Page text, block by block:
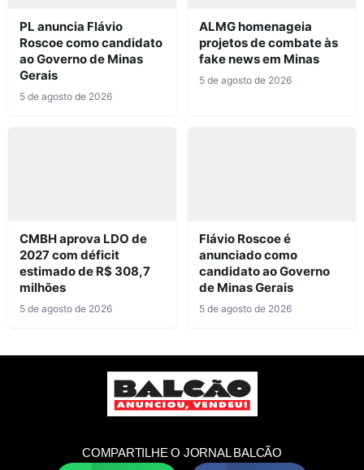
PL anuncia Flávio
Roscoe como candidato
ao Governo de Minas
Gerais
5 de agosto de 2026
ALMG homenageia
projetos de combate às
fake news em Minas
5 de agosto de 2026
CMBH aprova LDO de
2027 com déficit
estimado de R$ 308,7
milhões
5 de agosto de 2026
Flávio Roscoe é
anunciado como
candidato ao Governo
de Minas Gerais
5 de agosto de 2026
COMPARTILHE O JORNAL BALCÃO